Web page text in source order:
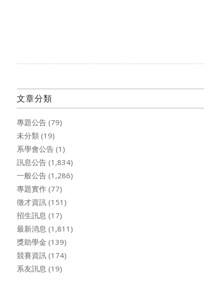
文章分類
專題公告(79)
未分類(19)
系學會公告(1)
訊息公告(1,834)
一般公告(1,286)
專題實作(77)
徵才資訊(151)
招生訊息 (17)
最新消息 (1,811)
獎助學金 (139)
競賽資訊(174)
系友訊息 (19)